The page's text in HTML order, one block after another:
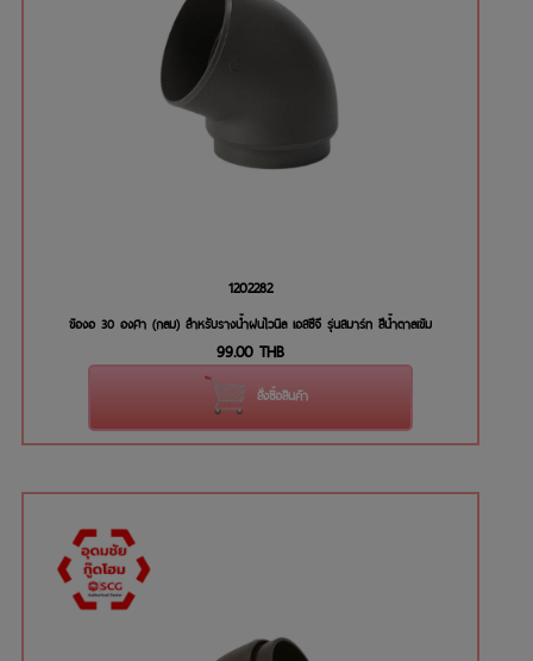
1202282
ข้องอ 30 องศา (กลม) สำหรับรางน้ำฝนไวนิล เอสซีจี รุ่นสมาร์ท สีน้ำตาลเข้ม
99.00 THB
สั่งซื้อสินค้า